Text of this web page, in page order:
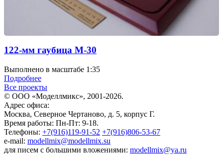
122-мм гаубица М-30
Выполнено в масштабе 1:35
Подробнее
Все проекты
© ООО «Моделлмикс», 2001-2026.
Адрес офиса:
Москва, Северное Чертаново, д. 5, корпус Г.
Время работы: Пн-Пт: 9-18.
Телефоны: +7(916)119-91-52 +7(916)806-53-67
e-mail: modellmix@modellmix.su
для писем с большими вложениями: modellmix@ya.ru